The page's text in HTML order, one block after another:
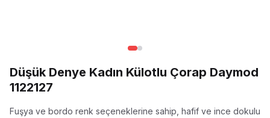
Düşük Denye Kadın Külotlu Çorap Daymod
1122127
Fuşya ve bordo renk seçeneklerine sahip, hafif ve ince dokulu